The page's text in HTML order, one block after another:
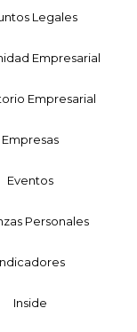
Legales
Empresarial
Empresarial
Empresas
Eventos
Personales
Inside